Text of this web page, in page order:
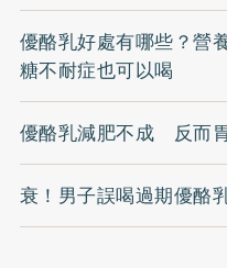
優酪乳好處有哪些？營
糖不耐症也可以喝
優酪乳減肥不成 反而
衰！男子誤喝過期優酪